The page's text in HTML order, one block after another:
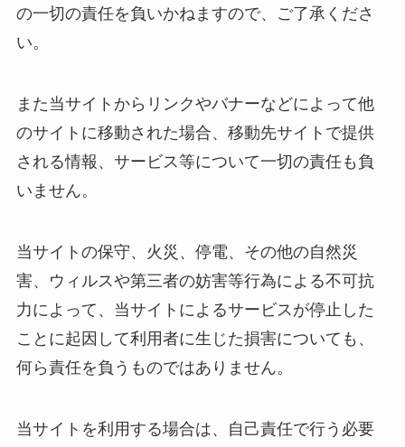
の一切の責任を負いかねますので、ご了承くださ
い。
また当サイトからリンクやバナーなどによって他
のサイトに移動された場合、移動先サイトで提供
される情報、サービス等について一切の責任も負
いません。
当サイトの保守、火災、停電、その他の自然災
害、ウィルスや第三者の妨害等行為による不可抗
力によって、当サイトによるサービスが停止した
ことに起因して利用者に生じた損害についても、
何ら責任を負うものではありません。
当サイトを利用する場合は、自己責任で行う必要